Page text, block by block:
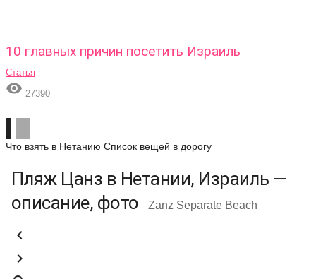
10 главных причин посетить Израиль
Статья
 27390
Что взять в Нетанию Список вещей в дорогу
Пляж Цанз в Нетании, Израиль —
описание, фото
Zanz Separate Beach

